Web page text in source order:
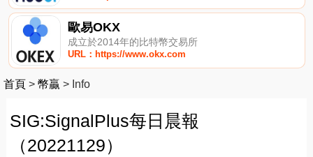
歐易OKX
成立於2014年的比特幣交易所
URL：https://www.okx.com
首頁 > 幣贏 > Info
SIG:SignalPlus每日晨報
（20221129）